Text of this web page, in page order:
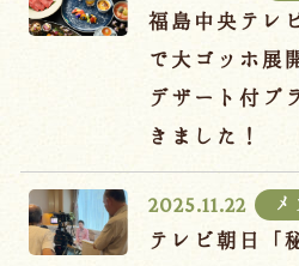
福島中央テレ
で大ゴッホ展
デザート付プ
きました！
2025.11.22
テレビ朝日「
Follow us
Tel.024-542-